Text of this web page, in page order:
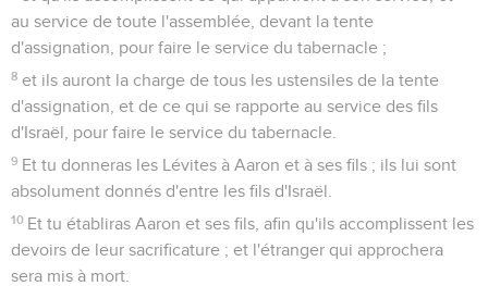
au service de toute l'assemblée, devant la tente
d'assignation, pour faire le service du tabernacle ;
8 et ils auront la charge de tous les ustensiles de la tente
d'assignation, et de ce qui se rapporte au service des fils
d'Israël, pour faire le service du tabernacle.
9 Et tu donneras les Lévites à Aaron et à ses fils ; ils lui sont
absolument donnés d'entre les fils d'Israël.
10 Et tu établiras Aaron et ses fils, afin qu'ils accomplissent les
devoirs de leur sacrificature ; et l'étranger qui approchera
sera mis à mort.